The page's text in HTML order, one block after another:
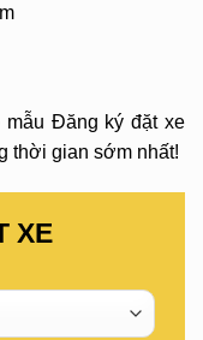
mẫu Đăng ký đặt xe
thời gian sớm nhất!
XE